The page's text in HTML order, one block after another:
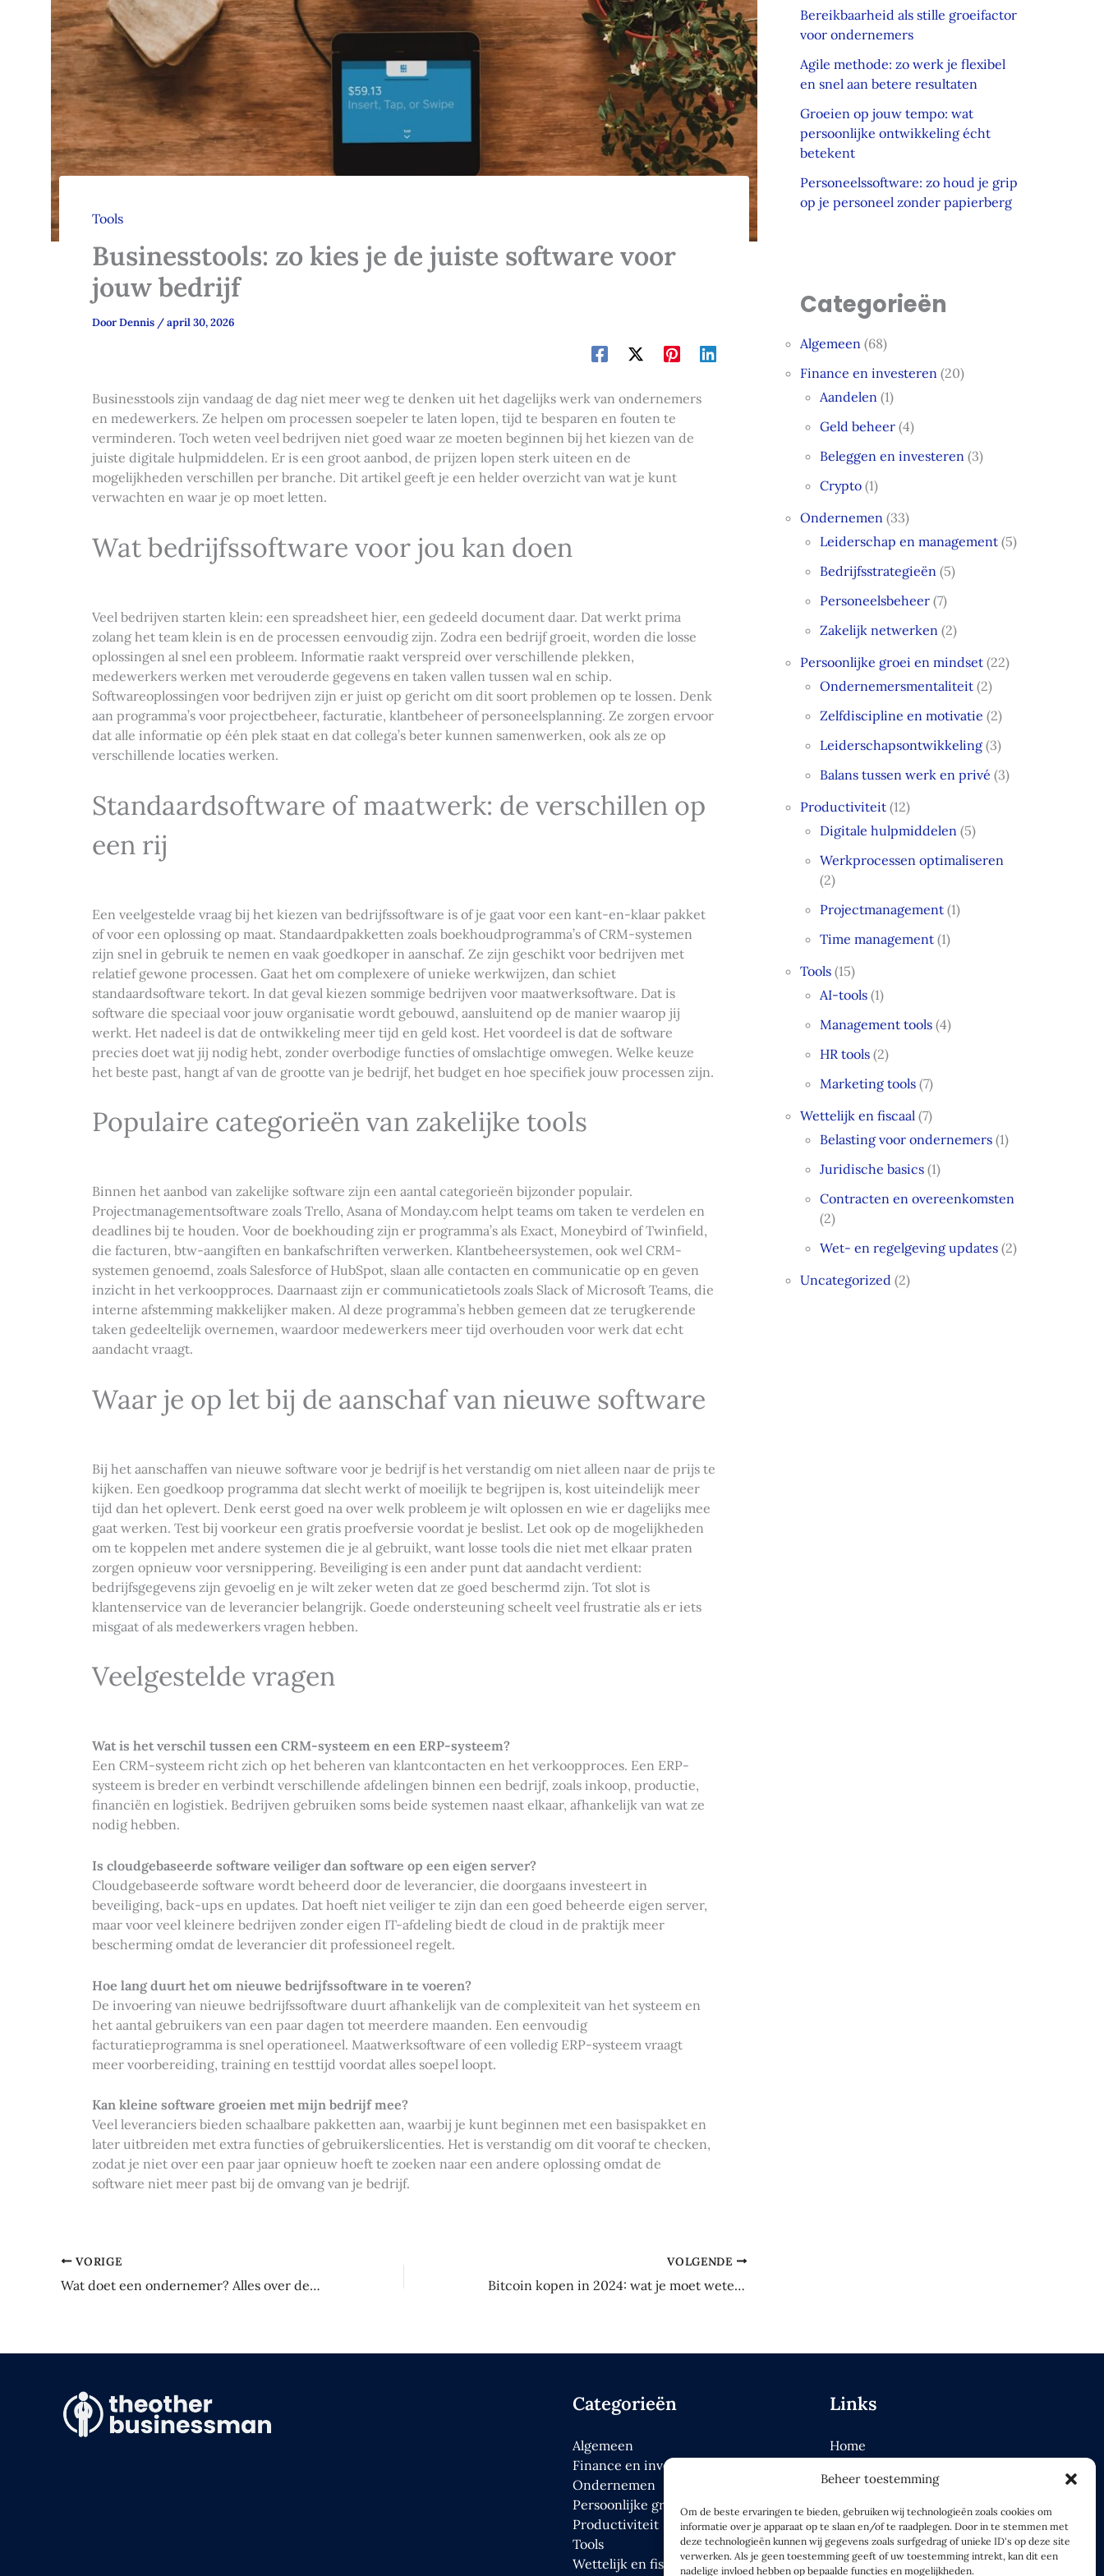
Beheer toestemming
Om de beste ervaringen te bieden, gebruiken wij technologieën zoals cookies om
informatie over je apparaat op te slaan en/of te raadplegen. Door in te stemmen met
deze technologieën kunnen wij gegevens zoals surfgedrag of unieke ID's op deze site
verwerken. Als je geen toestemming geeft of uw toestemming intrekt, kan dit een
nadelige invloed hebben op bepaalde functies en mogelijkheden.
Tools
Businesstools: zo kies je de juiste software voor
jouw bedrijf
DoorDennis /april 30, 2026
Businesstools zijn vandaag de dag niet meer weg te denken uit het dagelijks werk van ondernemers
en medewerkers. Ze helpen om processen soepeler te laten lopen, tijd te besparen en fouten te
verminderen. Toch weten veel bedrijven niet goed waar ze moeten beginnen bij het kiezen van de
juiste digitale hulpmiddelen. Er is een groot aanbod, de prijzen lopen sterk uiteen en de
mogelijkheden verschillen per branche. Dit artikel geeft je een helder overzicht van wat je kunt
verwachten en waar je op moet letten.
Wat bedrijfssoftware voor jou kan doen
Veel bedrijven starten klein: een spreadsheet hier, een gedeeld document daar. Dat werkt prima
zolang het team klein is en de processen eenvoudig zijn. Zodra een bedrijf groeit, worden die losse
oplossingen al snel een probleem. Informatie raakt verspreid over verschillende plekken,
medewerkers werken met verouderde gegevens en taken vallen tussen wal en schip.
Softwareoplossingen voor bedrijven zijn er juist op gericht om dit soort problemen op te lossen. Denk
aan programma’s voor projectbeheer, facturatie, klantbeheer of personeelsplanning. Ze zorgen ervoor
dat alle informatie op één plek staat en dat collega’s beter kunnen samenwerken, ook als ze op
verschillende locaties werken.
Standaardsoftware of maatwerk: de verschillen op
een rij
Een veelgestelde vraag bij het kiezen van bedrijfssoftware is of je gaat voor een kant-en-klaar pakket
of voor een oplossing op maat. Standaardpakketten zoals boekhoudprogramma’s of CRM-systemen
zijn snel in gebruik te nemen en vaak goedkoper in aanschaf. Ze zijn geschikt voor bedrijven met
relatief gewone processen. Gaat het om complexere of unieke werkwijzen, dan schiet
standaardsoftware tekort. In dat geval kiezen sommige bedrijven voor maatwerksoftware. Dat is
software die speciaal voor jouw organisatie wordt gebouwd, aansluitend op de manier waarop jij
werkt. Het nadeel is dat de ontwikkeling meer tijd en geld kost. Het voordeel is dat de software
precies doet wat jij nodig hebt, zonder overbodige functies of omslachtige omwegen. Welke keuze
het beste past, hangt af van de grootte van je bedrijf, het budget en hoe specifiek jouw processen zijn.
Populaire categorieën van zakelijke tools
Binnen het aanbod van zakelijke software zijn een aantal categorieën bijzonder populair.
Projectmanagementsoftware zoals Trello, Asana of Monday.com helpt teams om taken te verdelen en
deadlines bij te houden. Voor de boekhouding zijn er programma’s als Exact, Moneybird of Twinfield,
die facturen, btw-aangiften en bankafschriften verwerken. Klantbeheersystemen, ook wel CRM-
systemen genoemd, zoals Salesforce of HubSpot, slaan alle contacten en communicatie op en geven
inzicht in het verkoopproces. Daarnaast zijn er communicatietools zoals Slack of Microsoft Teams, die
interne afstemming makkelijker maken. Al deze programma’s hebben gemeen dat ze terugkerende
taken gedeeltelijk overnemen, waardoor medewerkers meer tijd overhouden voor werk dat echt
aandacht vraagt.
Waar je op let bij de aanschaf van nieuwe software
Bij het aanschaffen van nieuwe software voor je bedrijf is het verstandig om niet alleen naar de prijs te
kijken. Een goedkoop programma dat slecht werkt of moeilijk te begrijpen is, kost uiteindelijk meer
tijd dan het oplevert. Denk eerst goed na over welk probleem je wilt oplossen en wie er dagelijks mee
gaat werken. Test bij voorkeur een gratis proefversie voordat je beslist. Let ook op de mogelijkheden
om te koppelen met andere systemen die je al gebruikt, want losse tools die niet met elkaar praten
zorgen opnieuw voor versnippering. Beveiliging is een ander punt dat aandacht verdient:
bedrijfsgegevens zijn gevoelig en je wilt zeker weten dat ze goed beschermd zijn. Tot slot is
klantenservice van de leverancier belangrijk. Goede ondersteuning scheelt veel frustratie als er iets
misgaat of als medewerkers vragen hebben.
Veelgestelde vragen
Wat is het verschil tussen een CRM-systeem en een ERP-systeem?
Een CRM-systeem richt zich op het beheren van klantcontacten en het verkoopproces. Een ERP-
systeem is breder en verbindt verschillende afdelingen binnen een bedrijf, zoals inkoop, productie,
financiën en logistiek. Bedrijven gebruiken soms beide systemen naast elkaar, afhankelijk van wat ze
nodig hebben.
Is cloudgebaseerde software veiliger dan software op een eigen server?
Cloudgebaseerde software wordt beheerd door de leverancier, die doorgaans investeert in
beveiliging, back-ups en updates. Dat hoeft niet veiliger te zijn dan een goed beheerde eigen server,
maar voor veel kleinere bedrijven zonder eigen IT-afdeling biedt de cloud in de praktijk meer
bescherming omdat de leverancier dit professioneel regelt.
Hoe lang duurt het om nieuwe bedrijfssoftware in te voeren?
De invoering van nieuwe bedrijfssoftware duurt afhankelijk van de complexiteit van het systeem en
het aantal gebruikers van een paar dagen tot meerdere maanden. Een eenvoudig
facturatieprogramma is snel operationeel. Maatwerksoftware of een volledig ERP-systeem vraagt
meer voorbereiding, training en testtijd voordat alles soepel loopt.
Kan kleine software groeien met mijn bedrijf mee?
Veel leveranciers bieden schaalbare pakketten aan, waarbij je kunt beginnen met een basispakket en
later uitbreiden met extra functies of gebruikerslicenties. Het is verstandig om dit vooraf te checken,
zodat je niet over een paar jaar opnieuw hoeft te zoeken naar een andere oplossing omdat de
software niet meer past bij de omvang van je bedrijf.
VORIGE
Wat doet een ondernemer? Alles over de rol, taken en uitdagingen
VOLGENDE
Bitcoin kopen in 2024: wat je moet weten voordat je begint
Bereikbaarheid als stille groeifactor
voor ondernemers
Agile methode: zo werk je flexibel
en snel aan betere resultaten
Groeien op jouw tempo: wat
persoonlijke ontwikkeling écht
betekent
Personeelssoftware: zo houd je grip
op je personeel zonder papierberg
Categorieën
Algemeen (68)
Finance en investeren (20)
Aandelen (1)
Geld beheer (4)
Beleggen en investeren (3)
Crypto (1)
Ondernemen (33)
Leiderschap en management (5)
Bedrijfsstrategieën (5)
Personeelsbeheer (7)
Zakelijk netwerken (2)
Persoonlijke groei en mindset (22)
Ondernemersmentaliteit (2)
Zelfdiscipline en motivatie (2)
Leiderschapsontwikkeling (3)
Balans tussen werk en privé (3)
Productiviteit (12)
Digitale hulpmiddelen (5)
Werkprocessen optimaliseren
(2)
Projectmanagement (1)
Time management (1)
Tools (15)
AI-tools (1)
Management tools (4)
HR tools (2)
Marketing tools (7)
Wettelijk en fiscaal (7)
Belasting voor ondernemers (1)
Juridische basics (1)
Contracten en overeenkomsten
(2)
Wet- en regelgeving updates (2)
Uncategorized (2)
Categorieën
Algemeen
Finance en investeren
Ondernemen
Persoonlijke groei en mindset
Productiviteit
Tools
Wettelijk en fiscaal
Links
Home
Over ons
Contact